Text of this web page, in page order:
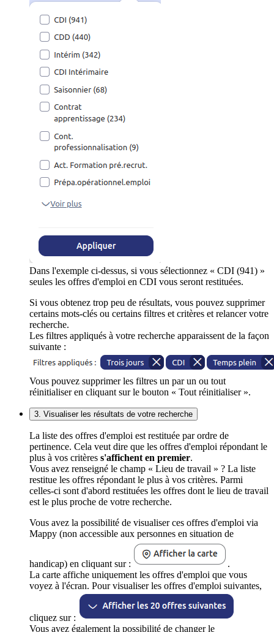
Dans l'exemple ci-dessus, si vous sélectionnez « CDI (941) »
seules les offres d'emploi en CDI vous seront restituées.
Si vous obtenez trop peu de résultats, vous pouvez supprimer
certains mots-clés ou certains filtres et critères et relancer votre
recherche.
Les filtres appliqués à votre recherche apparaissent de la façon
suivante :
Vous pouvez supprimer les filtres un par un ou tout
réinitialiser en cliquant sur le bouton « Tout réinitialiser ».
3. Visualiser les résultats de votre recherche
La liste des offres d'emploi est restituée par ordre de
pertinence. Cela veut dire que les offres d'emploi répondant le
plus à vos critères s'affichent en premier.
Vous avez renseigné le champ « Lieu de travail » ? La liste
restitue les offres répondant le plus à vos critères. Parmi
celles-ci sont d'abord restituées les offres dont le lieu de travail
est le plus proche de votre recherche.
Vous avez la possibilité de visualiser ces offres d'emploi via
Mappy (non accessible aux personnes en situation de
handicap) en cliquant sur :
.
La carte affiche uniquement les offres d'emploi que vous
voyez à l'écran. Pour visualiser les offres d'emploi suivantes,
cliquez sur :
Vous avez également la possibilité de changer le